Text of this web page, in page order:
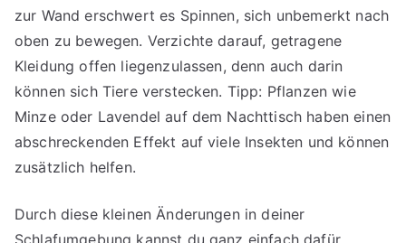
zur Wand erschwert es Spinnen, sich unbemerkt nach
oben zu bewegen. Verzichte darauf, getragene
Kleidung offen liegenzulassen, denn auch darin
können sich Tiere verstecken. Tipp: Pflanzen wie
Minze oder Lavendel auf dem Nachttisch haben einen
abschreckenden Effekt auf viele Insekten und können
zusätzlich helfen.
Durch diese kleinen Änderungen in deiner
Schlafumgebung kannst du ganz einfach dafür